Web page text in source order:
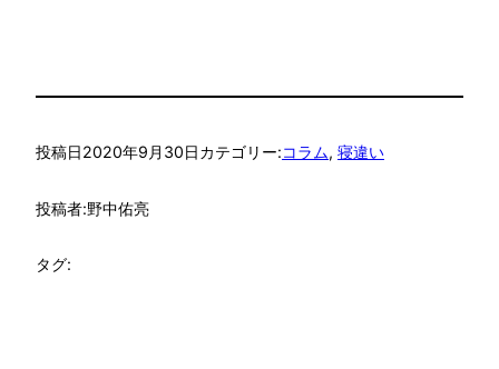
投稿日2020年9月30日カテゴリー:コラム, 寝違い
投稿者:野中佑亮
タグ: